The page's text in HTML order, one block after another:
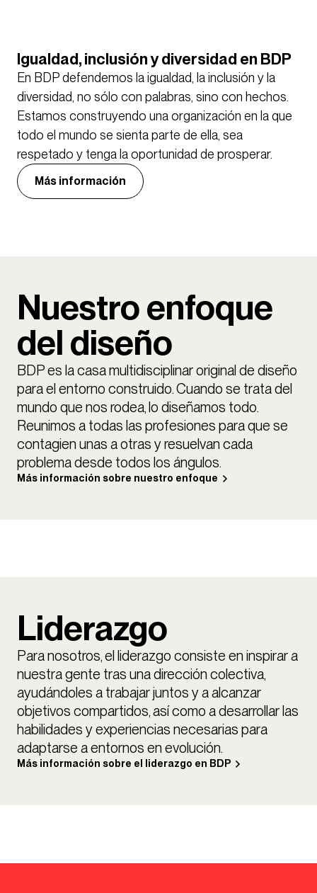
Igualdad, inclusión y diversidad en BDP
En BDP defendemos la igualdad, la inclusión y la
diversidad, no sólo con palabras, sino con hechos.
Estamos construyendo una organización en la que
todo el mundo se sienta parte de ella, sea
respetado y tenga la oportunidad de prosperar.
Más información
Nuestro enfoque
del diseño
BDP es la casa multidisciplinar original de diseño
para el entorno construido. Cuando se trata del
mundo que nos rodea, lo diseñamos todo.
Reunimos a todas las profesiones para que se
contagien unas a otras y resuelvan cada
problema desde todos los ángulos.
Más información sobre nuestro enfoque
Liderazgo
Para nosotros, el liderazgo consiste en inspirar a
nuestra gente tras una dirección colectiva,
ayudándoles a trabajar juntos y a alcanzar
objetivos compartidos, así como a desarrollar las
habilidades y experiencias necesarias para
adaptarse a entornos en evolución.
Más información sobre el liderazgo en BDP